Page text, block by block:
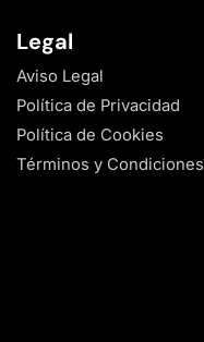
Legal
Aviso Legal
Política de Privacidad
Política de Cookies
Términos y Condiciones